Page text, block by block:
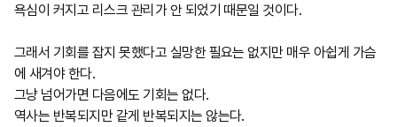
욕심이 커지고 리스크 관리가 안 되었기 때문일 것이다.
그래서 기회를 잡지 못했다고 실망한 필요는 없지만 매우 아쉽게 가슴
에 새겨야 한다.
그냥 넘어가면 다음에도 기회는 없다.
역사는 반복되지만 같게 반복되지는 않는다.